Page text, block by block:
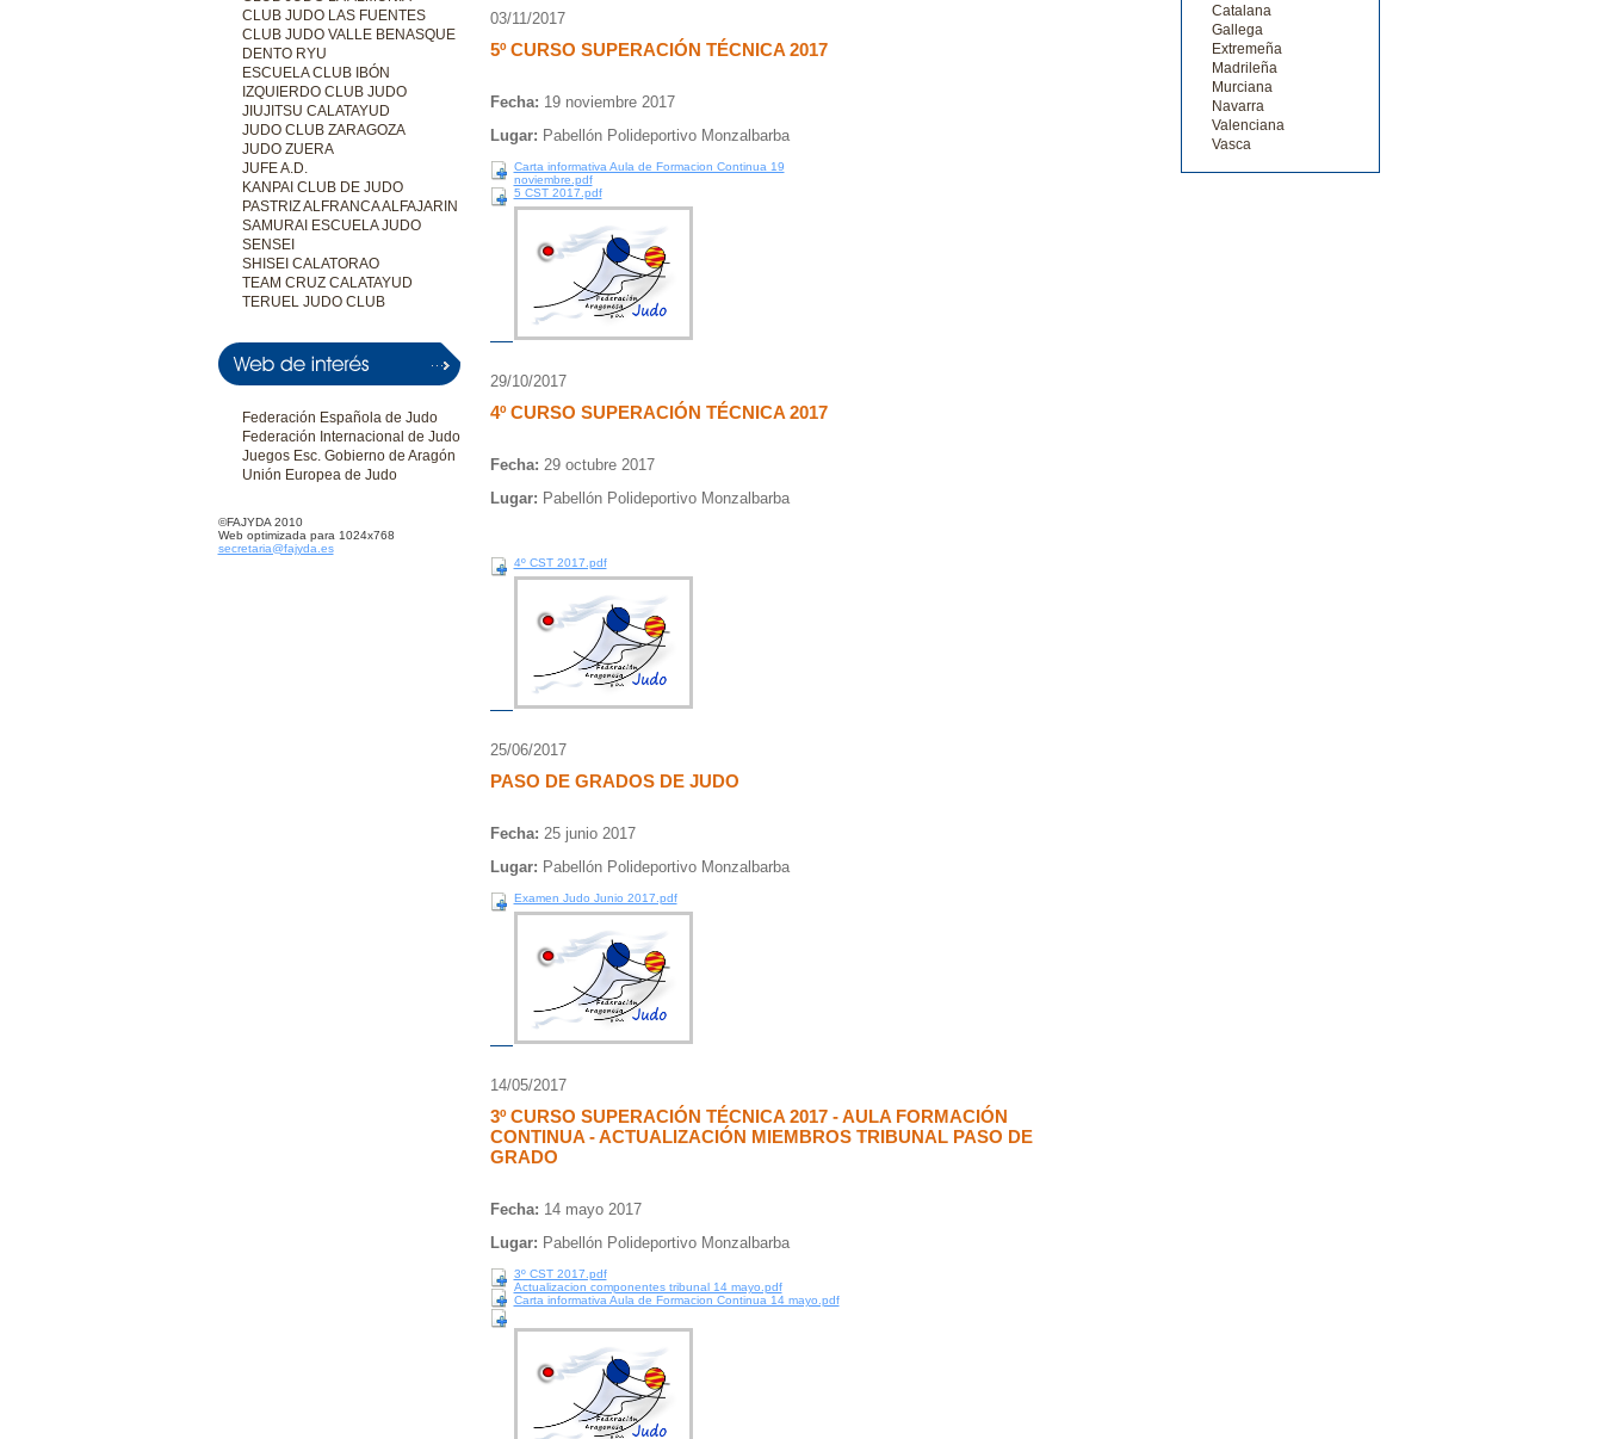
CLUB JUDO LAS FUENTES
CLUB JUDO VALLE BENASQUE
DENTO RYU
ESCUELA CLUB IBÓN
IZQUIERDO CLUB JUDO
JIUJITSU CALATAYUD
JUDO CLUB ZARAGOZA
JUDO ZUERA
JUFE A.D.
KANPAI CLUB DE JUDO
PASTRIZ ALFRANCA ALFAJARIN
SAMURAI ESCUELA JUDO
SENSEI
SHISEI CALATORAO
TEAM CRUZ CALATAYUD
TERUEL JUDO CLUB
Federación Española de Judo
Federación Internacional de Judo
Juegos Esc. Gobierno de Aragón
Unión Europea de Judo
©FAJYDA 2010
Web optimizada para 1024x768
secretaria@fajyda.es
03/11/2017
5º CURSO SUPERACIÓN TÉCNICA 2017
Fecha: 19 noviembre 2017
Lugar: Pabellón Polideportivo Monzalbarba
Carta informativa Aula de Formacion Continua 19
noviembre.pdf
5 CST 2017.pdf
29/10/2017
4º CURSO SUPERACIÓN TÉCNICA 2017
Fecha: 29 octubre 2017
Lugar: Pabellón Polideportivo Monzalbarba
4º CST 2017.pdf
25/06/2017
PASO DE GRADOS DE JUDO
Fecha: 25 junio 2017
Lugar: Pabellón Polideportivo Monzalbarba
Examen Judo Junio 2017.pdf
14/05/2017
3º CURSO SUPERACIÓN TÉCNICA 2017 - AULA FORMACIÓN
CONTINUA - ACTUALIZACIÓN MIEMBROS TRIBUNAL PASO DE
GRADO
Fecha: 14 mayo 2017
Lugar: Pabellón Polideportivo Monzalbarba
3º CST 2017.pdf
Actualizacion componentes tribunal 14 mayo.pdf
Carta informativa Aula de Formacion Continua 14 mayo.pdf
Catalana
Gallega
Extremeña
Madrileña
Murciana
Navarra
Valenciana
Vasca